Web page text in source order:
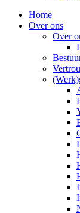
Home
Over ons
Over